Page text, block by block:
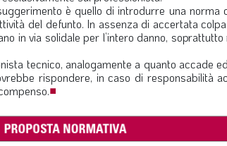
è quello di introdurre una norma
del defunto. In assenza di accertata
in via solidale per l’intero danno, soprattutto
tecnico, analogamente a quanto accade
rispondere, in caso di responsabilità
■